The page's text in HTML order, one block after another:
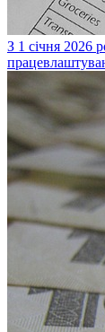
З 1 січня 2026